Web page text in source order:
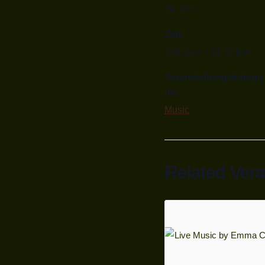
24. Mai
Zeit:
9:00 p.m. - 11:30 p.m.
Veranstaltungskatego
rie:
Music
Related